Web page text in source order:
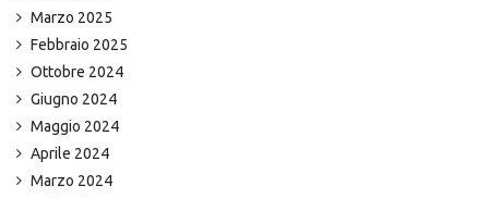
Marzo 2025
Febbraio 2025
Ottobre 2024
Giugno 2024
Maggio 2024
Aprile 2024
Marzo 2024